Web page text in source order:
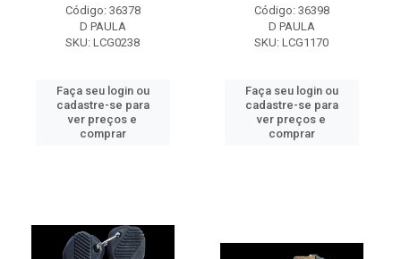
Código: 36378
D PAULA
SKU: LCG0238
Faça seu login ou
cadastre-se para
ver preços e
comprar
Código: 36398
D PAULA
SKU: LCG1170
Faça seu login ou
cadastre-se para
ver preços e
comprar